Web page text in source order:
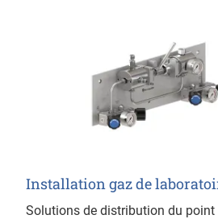
Installation gaz de
Solutions de distribution du point